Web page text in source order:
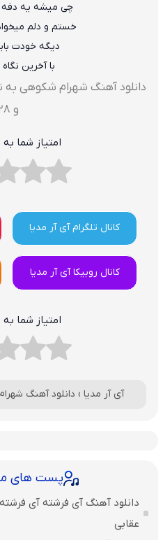
چی میشه یه دفه
خستم و دلم
دیگه خودت
با آخرین
و ۱۲۸
امتیاز شما
کانال تلگرام آی آر مدیا
کانال روبیکا آی آر مدیا
امتیاز شما
آی آر مدیا › دانلود آهنگ
پست های
دانلود آهنگ آی فرشته آی
عقابی